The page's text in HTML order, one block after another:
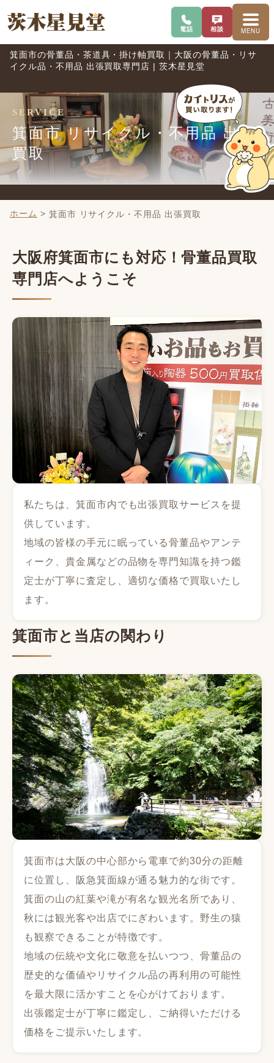
電話で問い合わせ
電話 査定を相談
相談 MENUメニ
箕面市の骨董品・茶道具・掛け軸買取｜大阪の骨董品・リサ
イクル品・不用品 出張買取専門店 | 茨木星見堂
SERVICE
箕面市 リサイクル・不用品 出張
買取
ホーム > 箕面市 リサイクル・不用品 出張買取
大阪府箕面市にも対応！骨董品買取
専門店へようこそ
私たちは、箕面市内でも出張買取サービスを提
供しています。
地域の皆様の手元に眠っている骨董品やアンテ
ィーク、貴金属などの品物を専門知識を持つ鑑
定士が丁寧に査定し、適切な価格で買取いたし
ます。
箕面市と当店の関わり
箕面市は大阪の中心部から電車で約30分の距離
に位置し、阪急箕面線が通る魅力的な街です。
箕面の山の紅葉や滝が有名な観光名所であり、
秋には観光客や出店でにぎわいます。野生の猿
も観察できることが特徴です。
地域の伝統や文化に敬意を払いつつ、骨董品の
歴史的な価値やリサイクル品の再利用の可能性
を最大限に活かすことを心がけております。
出張鑑定士が丁寧に鑑定し、ご納得いただける
価格をご提示いたします。